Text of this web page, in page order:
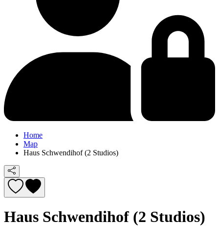
Home
Map
Haus Schwendihof (2 Studios)
Haus Schwendihof (2 Studios)